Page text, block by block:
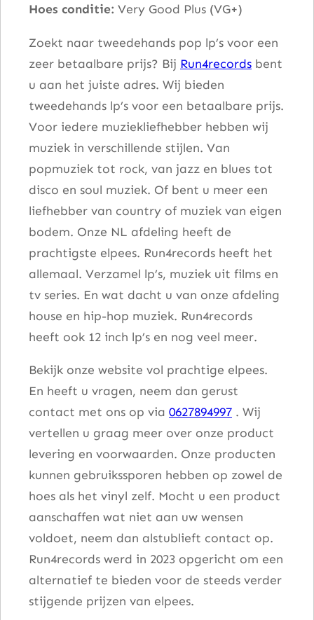
Hoes conditie: Very Good Plus (VG+)
Zoekt naar tweedehands pop lp’s voor een
zeer betaalbare prijs? Bij Run4records bent
u aan het juiste adres. Wij bieden
tweedehands lp’s voor een betaalbare prijs.
Voor iedere muziekliefhebber hebben wij
muziek in verschillende stijlen. Van
popmuziek tot rock, van jazz en blues tot
disco en soul muziek. Of bent u meer een
liefhebber van country of muziek van eigen
bodem. Onze NL afdeling heeft de
prachtigste elpees. Run4records heeft het
allemaal. Verzamel lp’s, muziek uit films en
tv series. En wat dacht u van onze afdeling
house en hip-hop muziek. Run4records
heeft ook 12 inch lp’s en nog veel meer.
Bekijk onze website vol prachtige elpees.
En heeft u vragen, neem dan gerust
contact met ons op via 0627894997 . Wij
vertellen u graag meer over onze product
levering en voorwaarden. Onze producten
kunnen gebruikssporen hebben op zowel de
hoes als het vinyl zelf. Mocht u een product
aanschaffen wat niet aan uw wensen
voldoet, neem dan alstublieft contact op.
Run4records werd in 2023 opgericht om een
alternatief te bieden voor de steeds verder
stijgende prijzen van elpees.